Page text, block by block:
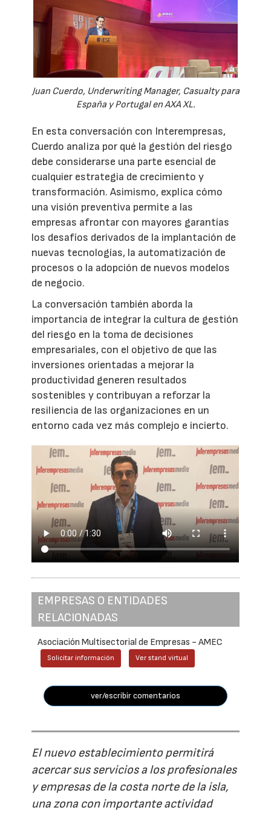
Juan Cuerdo, Underwriting Manager, Casualty para
España y Portugal en AXA XL.
En esta conversación con Interempresas,
Cuerdo analiza por qué la gestión del riesgo
debe considerarse una parte esencial de
cualquier estrategia de crecimiento y
transformación. Asimismo, explica cómo
una visión preventiva permite a las
empresas afrontar con mayores garantías
los desafíos derivados de la implantación de
nuevas tecnologías, la automatización de
procesos o la adopción de nuevos modelos
de negocio.
La conversación también aborda la
importancia de integrar la cultura de gestión
del riesgo en la toma de decisiones
empresariales, con el objetivo de que las
inversiones orientadas a mejorar la
productividad generen resultados
sostenibles y contribuyan a reforzar la
resiliencia de las organizaciones en un
entorno cada vez más complejo e incierto.
EMPRESAS O ENTIDADES
RELACIONADAS
Asociación Multisectorial de Empresas - AMEC
Solicitar información Ver stand virtual
ver/escribir comentarios
El nuevo establecimiento permitirá
acercar sus servicios a los profesionales
y empresas de la costa norte de la isla,
una zona con importante actividad